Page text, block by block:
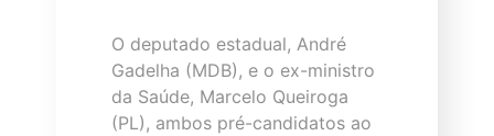
O deputado estadual, André
Gadelha (MDB), e o ex-ministro
da Saúde, Marcelo Queiroga
(PL), ambos pré-candidatos ao